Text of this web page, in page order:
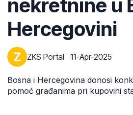
nekretnine u
Hercegovini
ZKS Portal 11-Apr-2025
Bosna i Hercegovina donosi
pomoć građanima pri kupovini